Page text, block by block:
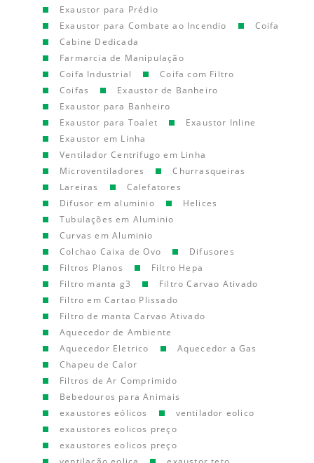
Exaustor para Prédio
Exaustor para Combate ao Incendio
Coifa
Cabine Dedicada
Farmarcia de Manipulação
Coifa Industrial
Coifa com Filtro
Coifas
Exaustor de Banheiro
Exaustor para Banheiro
Exaustor para Toalet
Exaustor Inline
Exaustor em Linha
Ventilador Centrifugo em Linha
Microventiladores
Churrasqueiras
Lareiras
Calefatores
Difusor em aluminio
Helices
Tubulações em Aluminio
Curvas em Aluminio
Colchao Caixa de Ovo
Difusores
Filtros Planos
Filtro Hepa
Filtro manta g3
Filtro Carvao Ativado
Filtro em Cartao Plissado
Filtro de manta Carvao Ativado
Aquecedor de Ambiente
Aquecedor Eletrico
Aquecedor a Gas
Chapeu de Calor
Filtros de Ar Comprimido
Bebedouros para Animais
exaustores eólicos
ventilador eolico
exaustores eolicos preço
exaustores eolicos preço